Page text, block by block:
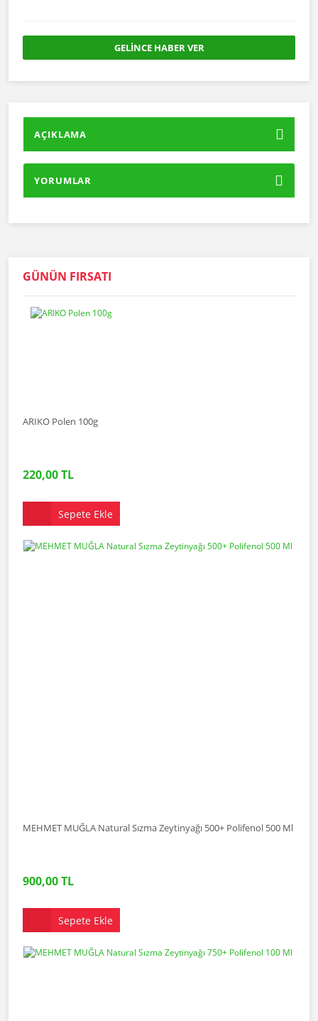
GÜNÜN FIRSATI
ARIKO Polen 100g
220,00 TL
Sepete Ekle
MEHMET MUĞLA Natural Sızma Zeytinyağı 500+ Polifenol 500 Ml
900,00 TL
Sepete Ekle
GELİNCE HABER VER
AÇIKLAMA
YORUMLAR